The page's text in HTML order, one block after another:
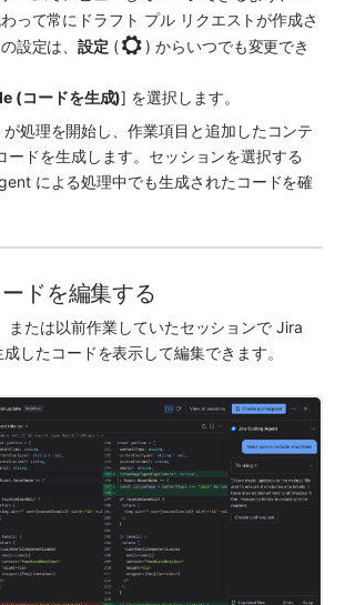
って常にドラフト プル リクエストが作成さ
設定は、設定 (
) からいつでも変更でき
(コードを生成)] を選択します。
が処理を開始し、作業項目と追加したコンテ
ードを生成します。セッションを選択する
による処理中でも生成されたコードを確
ドを編集する
または以前作業していたセッションで Jira
したコードを表示して編集できます。